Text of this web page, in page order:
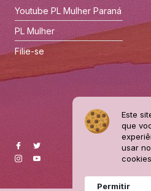
Youtube PL Mulher Paraná
PL Mulher
Filie-se
Este
que
usar
Permitir